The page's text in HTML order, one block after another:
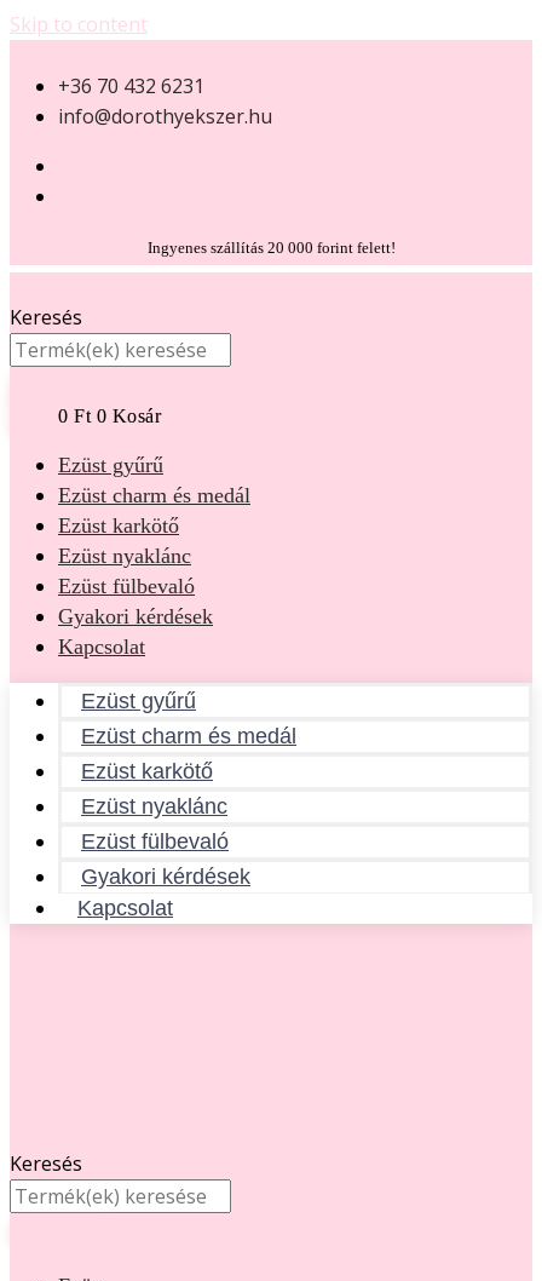
Skip to content
+36 70 432 6231
info@dorothyekszer.hu
Ingyenes szállítás 20 000 forint felett!
Keresés
0 Ft 0 Kosár
Ezüst gyűrű
Ezüst charm és medál
Ezüst karkötő
Ezüst nyaklánc
Ezüst fülbevaló
Gyakori kérdések
Kapcsolat
Ezüst gyűrű
Ezüst charm és medál
Ezüst karkötő
Ezüst nyaklánc
Ezüst fülbevaló
Gyakori kérdések
Kapcsolat
Keresés